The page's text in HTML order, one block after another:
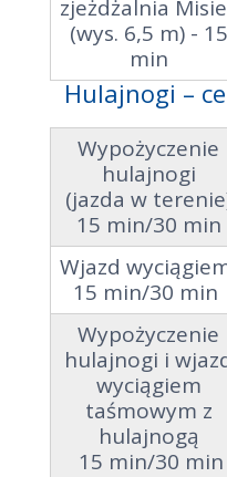
zjeżdżalnia
(wys. 6,5 m) - 15
min
Hulajnogi –
Wypożyczenie
hulajnogi
(jazda w
15 min/30 min
Wjazd
15 min/30 min
Wypożyczenie
hulajnogi i
wyciągiem
taśmowym z
hulajnogą
15 min/30 min